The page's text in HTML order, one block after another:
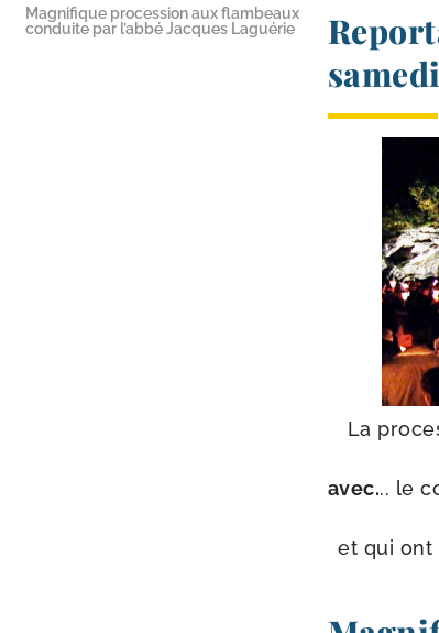
Magnifique procession aux flambeaux
conduite par l’abbé Jacques Laguérie
La
avec... le
et qui ont